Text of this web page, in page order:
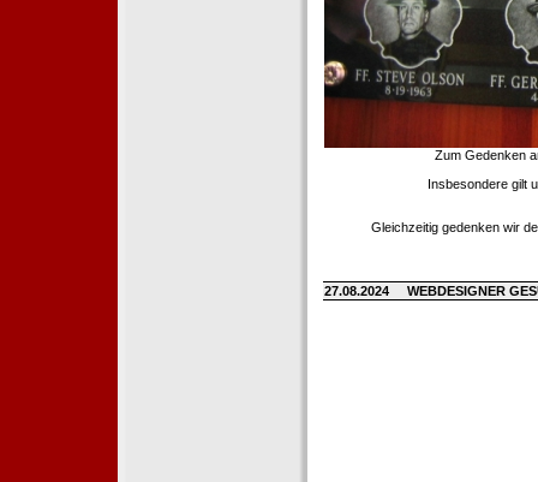
Zum Gedenken
Insbesondere gilt
Gleichzeitig gedenken wir
27.08.2024 WEBDESIGNER